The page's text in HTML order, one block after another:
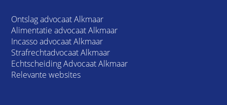
Ontslag advocaat Alkmaar
Alimentatie advocaat Alkmaar
Incasso advocaat Alkmaar
Strafrechtadvocaat Alkmaar
Echtscheiding Advocaat Alkmaar
Relevante websites